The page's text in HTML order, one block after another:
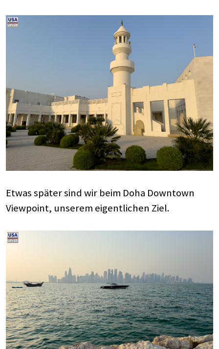
Etwas später sind wir beim Doha Downtown
Viewpoint, unserem eigentlichen Ziel.